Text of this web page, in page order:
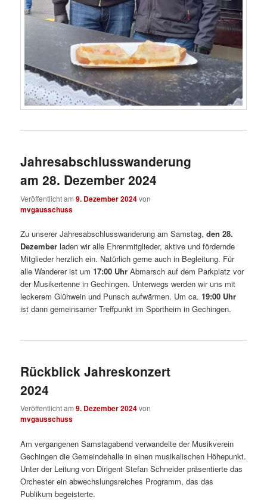
Jahresabschlusswanderung
am 28. Dezember 2024
Veröffentlicht am9. Dezember 2024von
mvgausschuss
Zu unserer Jahresabschlusswanderung am Samstag,den 28.
Dezember laden wir alle Ehrenmitglieder, aktive und fördernde
Mitglieder herzlich ein. Natürlich gerne auch in Begleitung. Für
alle Wanderer ist um17:00 Uhr Abmarsch auf dem Parkplatz vor
der Musikertenne in Gechingen. Unterwegs werden wir uns mit
leckerem Glühwein und Punsch aufwärmen. Um ca.19:00 Uhr
ist dann gemeinsamer Treffpunkt im Sportheim in Gechingen.
Rückblick Jahreskonzert
2024
Veröffentlicht am9. Dezember 2024von
mvgausschuss
Am vergangenen Samstagabend verwandelte der Musikverein
Gechingen die Gemeindehalle in einen musikalischen Höhepunkt.
Unter der Leitung von Dirigent Stefan Schneider präsentierte das
Orchester ein abwechslungsreiches Programm, das das
Publikum begeisterte.